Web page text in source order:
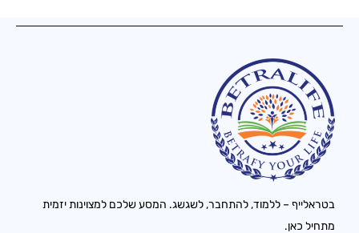
בטראלייף – ללמוד, להתחבר, לשגשג. המסע שלכם למצוינות יזמית
מתחיל כאן.